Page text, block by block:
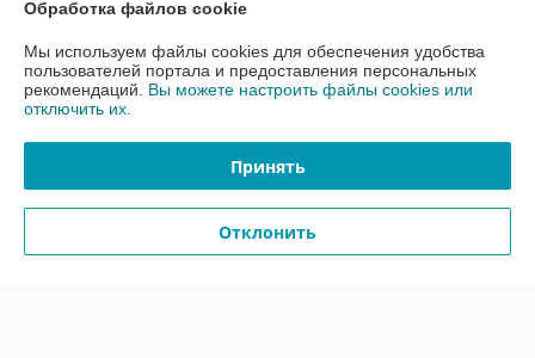
Доставка и оплата
График работы
Политика обработки cookies
Сайт создан на платформе Deal.by
Обработка файлов cookie
Мы используем файлы cookies для обеспечения удобства
пользователей портала и предоставления персональных
рекомендаций. Вы можете настроить файлы cookies или
отключить их.
Принять
Отклонить